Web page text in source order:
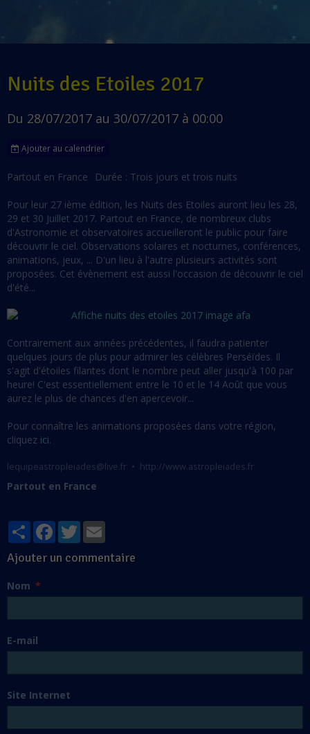
Nuits des Etoiles 2017
Du 28/07/2017 au 30/07/2017 à 00:00
Ajouter au calendrier
Partout en France Durée : Trois jours et trois nuits
Pour leur 27 ième édition, les Nuits des Etoiles auront lieu les 28,
29 et 30 Juillet 2017. Partout en France, de nombreux clubs
d'Astronomie et observatoires accueilleront le public pour faire
découvrir le ciel. Observations solaires et nocturnes, conférences,
animations, jeux, ... D'un lieu à l'autre plusieurs activités sont
proposées. Cet évènement est aussi l'occasion de découvrir le ciel
d'été...
Contrairement aux années précédentes, il faudra patienter
quelques jours de plus pour admirer les célèbres Perséïdes. Il
s'agit d'étoiles filantes dont le nombre peut aller jusqu'à 100 par
heure! C'est essentiellement entre le 10 et le 14 Août que vous
aurez le plus de chances d'en apercevoir...
Pour connaître les animations proposées dans votre région,
cliquez ici.
lequipeastropleiades@live.fr http://www.astropleiades.fr
Partout en France
PartagerFacebook
Twitter
Ajouter un commentaire
Nom
E-mail
Site Internet